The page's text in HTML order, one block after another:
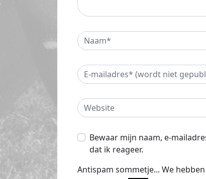
Bewaar mijn naam, e-
dat ik reageer.
Antispam sommetje... We